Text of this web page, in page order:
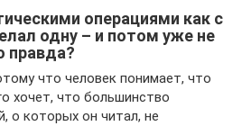
операциями как с
одну – и потом уже не
правда?
что человек понимает, что
хочет, что большинство
о которых он читал, не